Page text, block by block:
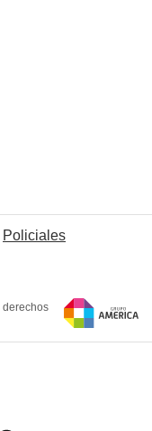
Policiales
derechos